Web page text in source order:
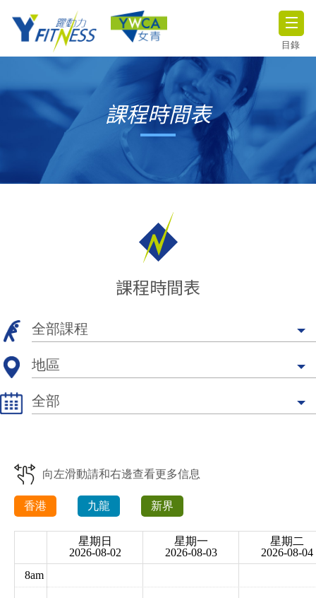
目錄
課程時間表
課程時間表
全部課程
全部課程
肌筋膜放鬆及肌肉伸展班 ZUMBA® 健身舞班
地區
香港
新界
全部
星期二
星期三
星期四
星期五
向左滑動請和右邊查看更多信息
香港 九龍 新界
星期日
2026-08-02
星期一
2026-08-03
星期二
2026-08-04
8am